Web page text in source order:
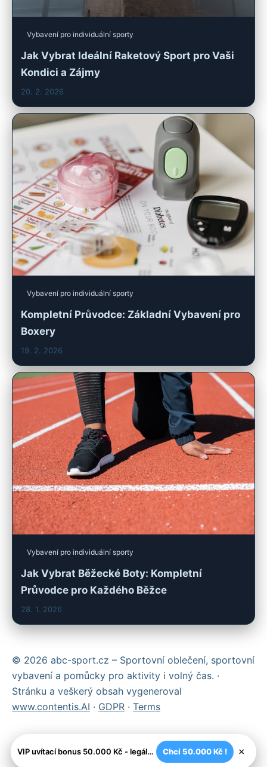
Vybavení pro individuální sporty
Jak Vybrat Ideální Raketový Sport pro Vaši
Kondici a Zájmy
20. 2. 2026
Vybavení pro individuální sporty
Kompletní Průvodce: Základní Vybavení pro
Boxery
19. 2. 2026
Vybavení pro individuální sporty
Jak Vybrat Běžecké Boty: Kompletní
Průvodce pro Každého Běžce
28. 1. 2026
© 2026 abc-sport.cz – Sportovní oblečení, sportovní
vybavení a pomůcky pro aktivity i volný čas. ·
Stránku a veškerý obsah vygeneroval
www.contentis.AI · GDPR · Terms
VIP uvítací bonus 50.000 Kč - legální české kasíno Chci 50.000 Kč ! ×